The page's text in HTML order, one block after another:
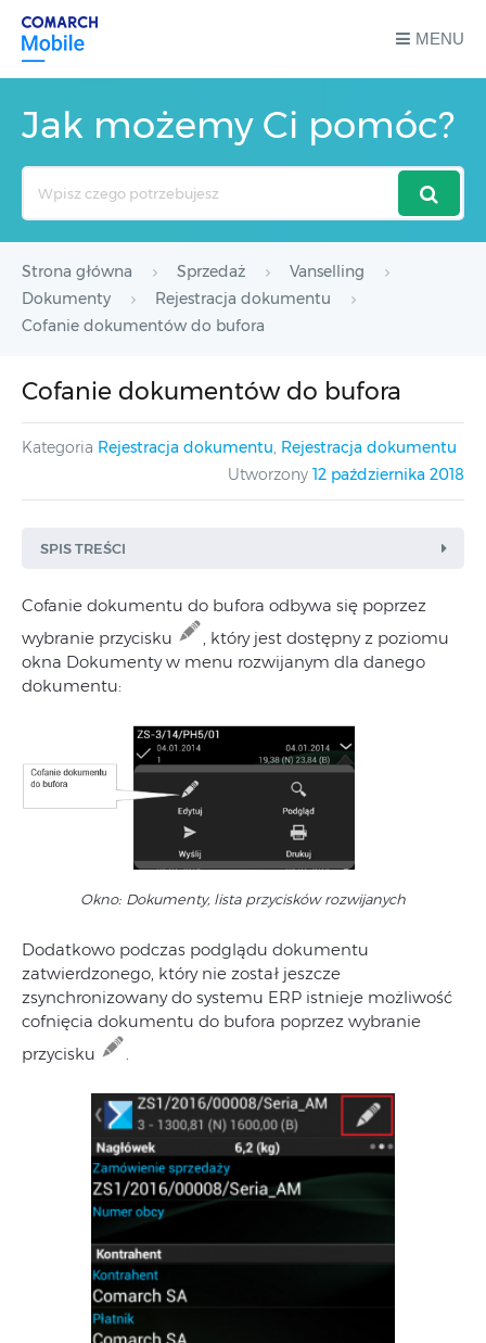
MENU
Jak możemy Ci pomóc?
Strona główna Sprzedaż
Vanselling
Dokumenty
Rejestracja dokumentu
Cofanie dokumentów do bufora
Cofanie dokumentów do bufora
Kategoria Rejestracja dokumentu, Rejestracja dokumentu
Utworzony 12 października 2018
SPIS TREŚCI
Cofanie dokumentu do bufora odbywa się poprzez
wybranie przycisku
, który jest dostępny z poziomu
okna Dokumenty w menu rozwijanym dla danego
dokumentu:
Okno: Dokumenty, lista przycisków rozwijanych
Dodatkowo podczas podglądu dokumentu
zatwierdzonego, który nie został jeszcze
zsynchronizowany do systemu ERP istnieje możliwość
cofnięcia dokumentu do bufora poprzez wybranie
przycisku
.